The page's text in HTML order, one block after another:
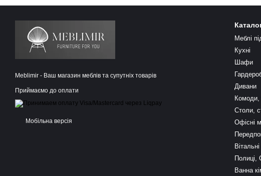
Meblimir - Ваш магазин меблів та супутніх товарів
Приймаємо до оплати
Мобільна версія
Меблі
Кухні
Шафи
Дивани
Комоди,
Столи,
Офісні
Вітальні
Полиці,
Ванна